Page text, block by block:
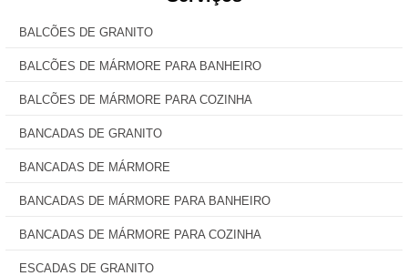
BALCÕES DE GRANITO
BALCÕES DE MÁRMORE PARA BANHEIRO
BALCÕES DE MÁRMORE PARA COZINHA
BANCADAS DE GRANITO
BANCADAS DE MÁRMORE
BANCADAS DE MÁRMORE PARA BANHEIRO
BANCADAS DE MÁRMORE PARA COZINHA
ESCADAS DE GRANITO